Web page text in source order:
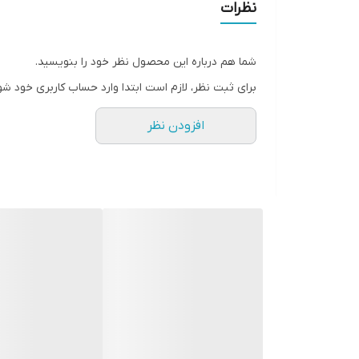
این ژل شوینده، مات کننده پوست است و کمک می
این کمپلکس شامل زینک، آویشن و فندوق افسونگر می
نظرات
شما هم درباره این محصول نظر خود را بنویسید.
برای ثبت نظر، لازم است ابتدا وارد حساب کاربری خود
افزودن نظر